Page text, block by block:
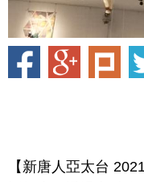
【新唐人亞太台